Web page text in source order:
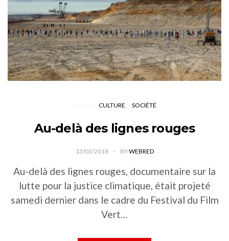
CULTURE SOCIÉTÉ
Au-delà des lignes rouges
13/03/2018 BYWEBRED
Au-delà des lignes rouges, documentaire sur la
lutte pour la justice climatique, était projeté
samedi dernier dans le cadre du Festival du Film
Vert…